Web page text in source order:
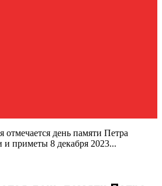
отмечается день памяти Петра
и приметы 8 декабря 2023...